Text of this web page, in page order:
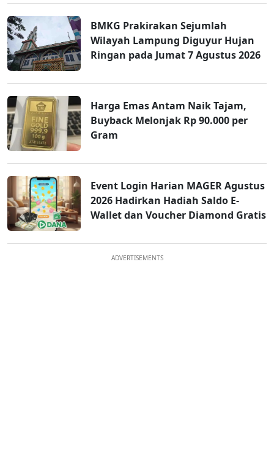
BMKG Prakirakan Sejumlah
Wilayah Lampung Diguyur Hujan
Ringan pada Jumat 7 Agustus 2026
Harga Emas Antam Naik Tajam,
Buyback Melonjak Rp 90.000 per
Gram
Event Login Harian MAGER Agustus
2026 Hadirkan Hadiah Saldo E-
Wallet dan Voucher Diamond Gratis
ADVERTISEMENTS